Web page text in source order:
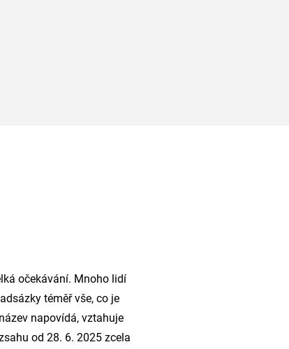
očekávání. Mnoho lidí
téměř vše, co je
napovídá, vztahuje
od 28. 6. 2025 zcela